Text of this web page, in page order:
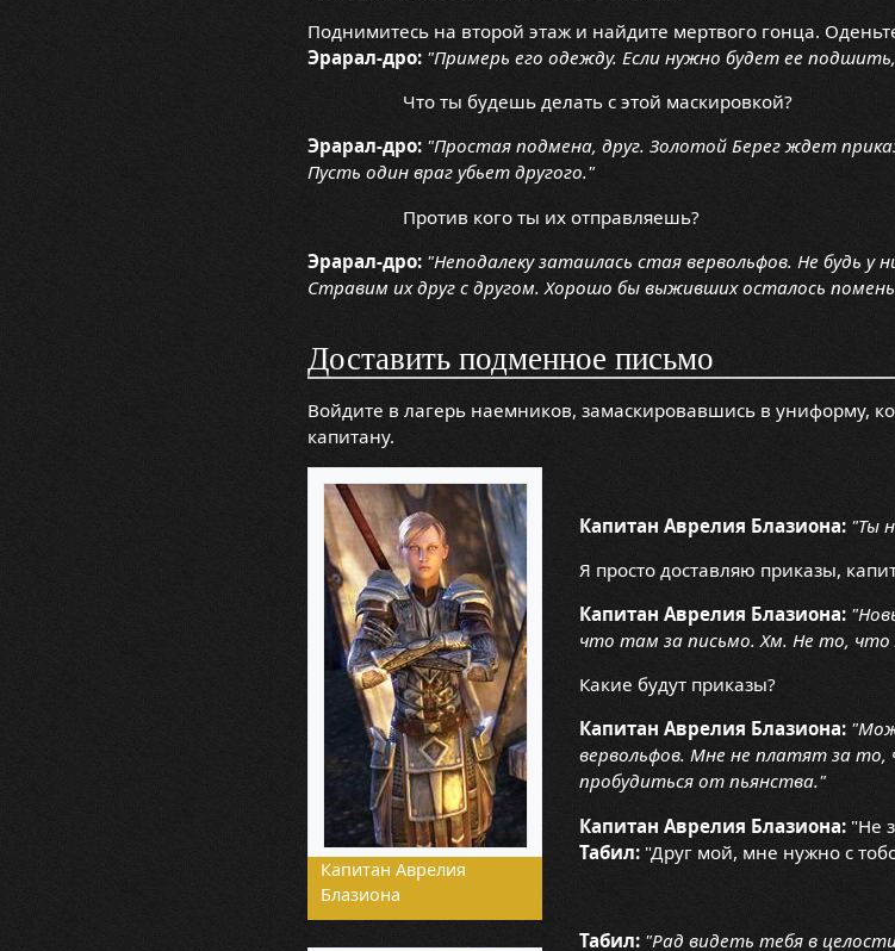
Поднимитесь на второй этаж и найдите мертвого гонца.
Эрарал-дро: "Примерь его одежду. Если нужно будет ее
Что ты будешь делать с этой маскировкой?
Эрарал-дро: "Простая подмена, друг. Золотой Берег ждет
Пусть один враг убьет другого."
Против кого ты их отправляешь?
Эрарал-дро: "Неподалеку затаилась стая вервольфов. Не будь
Стравим их друг с другом. Хорошо бы выживших осталось
Доставить подменное письмо
Войдите в лагерь наемников, замаскировавшись в униформу,
капитану.
Капитан Аврелия
Блазиона
Капитан Аврелия Блазиона: "Ты
Я просто доставляю приказы,
Капитан Аврелия Блазиона:
что там за письмо. Хм. Не то,
Какие будут приказы?
Капитан Аврелия Блазиона:
вервольфов. Мне не платят за
пробудиться от пьянства."
Капитан Аврелия Блазиона:"Не
Табил:"Друг мой, мне нужно с
Табил: "Рад видеть тебя в